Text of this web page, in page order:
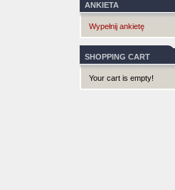
ANKIETA
Wypełnij ankietę
SHOPPING CART
Your cart is empty!